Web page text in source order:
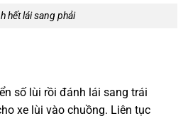
hết lái sang phải
số lùi rồi đánh lái sang trái
xe lùi vào chuồng. Liên tục